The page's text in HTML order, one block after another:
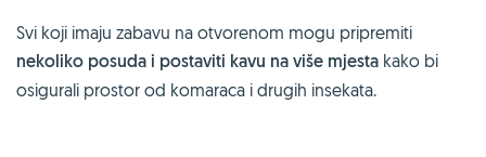
Svi koji imaju zabavu na otvorenom mogu pripremiti
nekoliko posuda i postaviti kavu na više mjesta kako bi
osigurali prostor od komaraca i drugih insekata.